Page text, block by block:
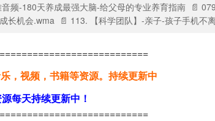
音频-180天养成最强大脑-给父母的专业养育指南 📄
长机会.wma 📄 113. 【科学团队】-亲子-孩子手机不
，视频，书籍等资源。持续更新中
每天持续更新中！